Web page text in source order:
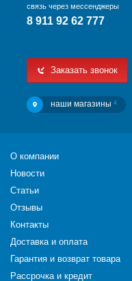
связь через мессенджеры
8 911 92 62 777
Заказать звонок
наши магазины 4
О компании
Новости
Статьи
Отзывы
Контакты
Доставка и оплата
Гарантия и возврат товара
Рассрочка и кредит